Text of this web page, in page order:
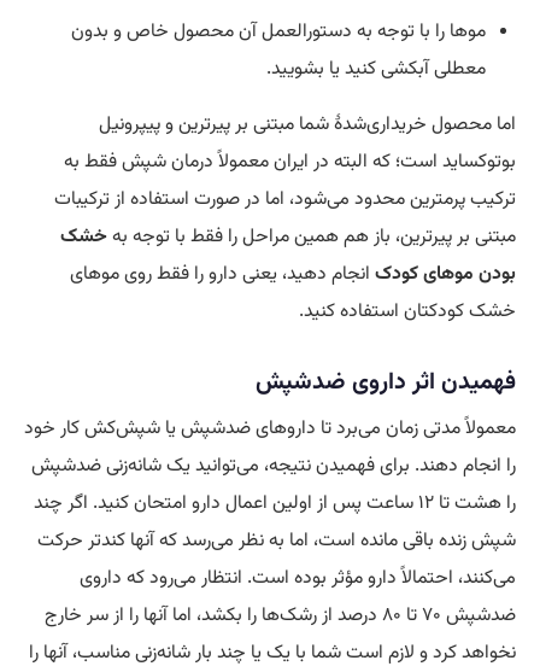
موها را با توجه به دستورالعمل آن محصول خاص و بدون
معطلی آبکشی کنید یا بشویید.
اما محصول خریداری‌شدهٔ شما مبتنی بر پيرترين و پیپرونیل
بوتوکساید است؛ که البته در ایران معمولاً درمان شپش فقط به
ترکیب پرمترین محدود می‌شود، اما در صورت استفاده از ترکیبات
مبتنی بر پيرترين، باز هم همین مراحل را فقط با توجه بهخشک
بودن موهای کودک انجام دهید، یعنی دارو را فقط روی موهای
خشک کودکتان استفاده کنید.
فهمیدن اثر داروی ضدشپش
معمولاً مدتی زمان می‌برد تا داروهای ضدشپش یا شپش‌کش کار خود
را انجام دهند. برای فهمیدن نتیجه، می‌توانید یک شانه‌زنی ضدشپش
را هشت تا ۱۲ ساعت پس از اولین اعمال دارو امتحان کنید. اگر چند
شپش زنده باقی مانده است، اما به نظر می‌رسد که آنها کندتر حرکت
می‌کنند، احتمالاً دارو مؤثر بوده است. انتظار می‌رود که داروی
ضدشپش ۷۰ تا ۸۰ درصد از رشک‌ها را بکشد، اما آنها را از سر خارج
نخواهد کرد و لازم است شما با یک یا چند بار شانه‌زنی مناسب، آنها را